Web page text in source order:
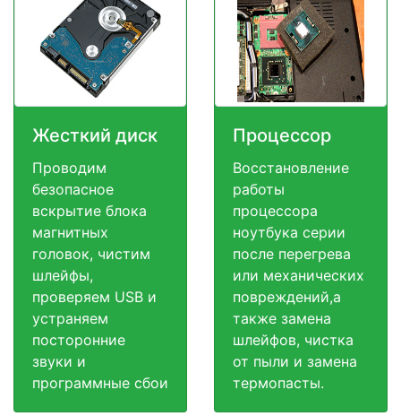
Жесткий диск
Проводим
безопасное
вскрытие блока
магнитных
головок, чистим
шлейфы,
проверяем USB и
устраняем
посторонние
звуки и
программные сбои
Процессор
Восстановление
работы
процессора
ноутбука серии
после перегрева
или механических
повреждений,а
также замена
шлейфов, чистка
от пыли и замена
термопасты.